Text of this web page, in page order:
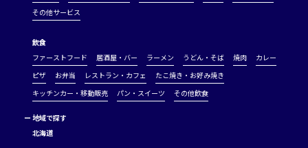
その他サービス
飲食
ファーストフード
居酒屋・バー ラーメン うどん・そば 焼肉
カレー
ピザ
お弁当 レストラン・カフェ
たこ焼き・お好み焼き
キッチンカー・移動販売
パン・スイーツ その他飲食
ー 地域で探す
北海道